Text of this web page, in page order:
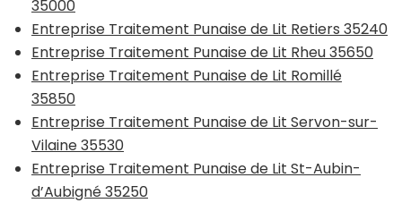
35000
Entreprise Traitement Punaise de Lit Retiers 35240
Entreprise Traitement Punaise de Lit Rheu 35650
Entreprise Traitement Punaise de Lit Romillé
35850
Entreprise Traitement Punaise de Lit Servon-sur-
Vilaine 35530
Entreprise Traitement Punaise de Lit St-Aubin-
d’Aubigné 35250